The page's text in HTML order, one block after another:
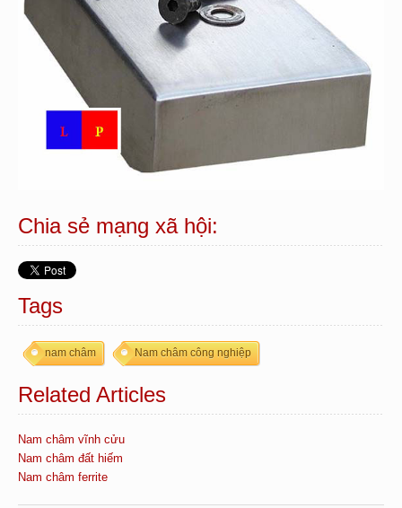
Chia sẻ mạng xã hội:
Tags
nam châm Nam châm công nghiệp
Related Articles
Nam châm vĩnh cửu
Nam châm đất hiếm
Nam châm ferrite